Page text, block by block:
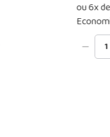
ou6x de